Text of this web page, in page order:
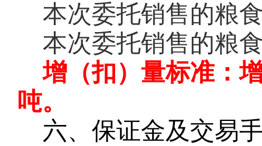
本次委托销售的粮
本次委托销售的粮
增（扣）量标准：
吨。
六、保证金及交易